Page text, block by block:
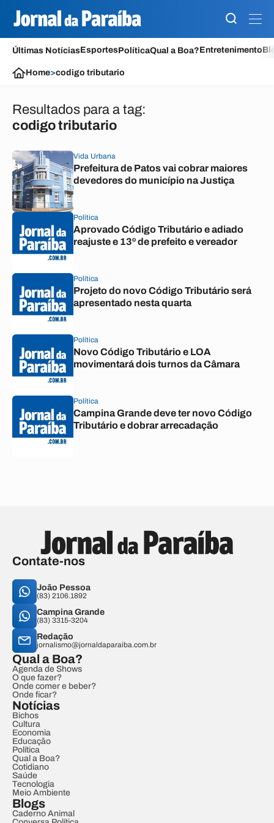
Últimas NotíciasEsportesPolíticaQual a Boa?Entretenimento
Home>codigo tributario
Resultados para a tag:
codigo tributario
Vida Urbana
Prefeitura de Patos vai cobrar maiores
devedores do município na Justiça
Política
Aprovado Código Tributário e adiado
reajuste e 13º de prefeito e vereador
Política
Projeto do novo Código Tributário será
apresentado nesta quarta
Política
Novo Código Tributário e LOA
movimentará dois turnos da Câmara
Política
Campina Grande deve ter novo Código
Tributário e dobrar arrecadação
Contate-nos
João Pessoa
(83) 2106.1892
Campina Grande
(83) 3315-3204
Redação
jornalismo@jornaldaparaiba.com.br
Qual a Boa?
Agenda de Shows
O que fazer?
Onde comer e beber?
Onde ficar?
Notícias
Bichos
Cultura
Economia
Educação
Política
Qual a Boa?
Cotidiano
Saúde
Tecnologia
Meio Ambiente
Blogs
Caderno Animal